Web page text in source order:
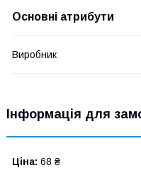
Основні атрибути
Виробник
Інформація для
Ціна: 68 ₴